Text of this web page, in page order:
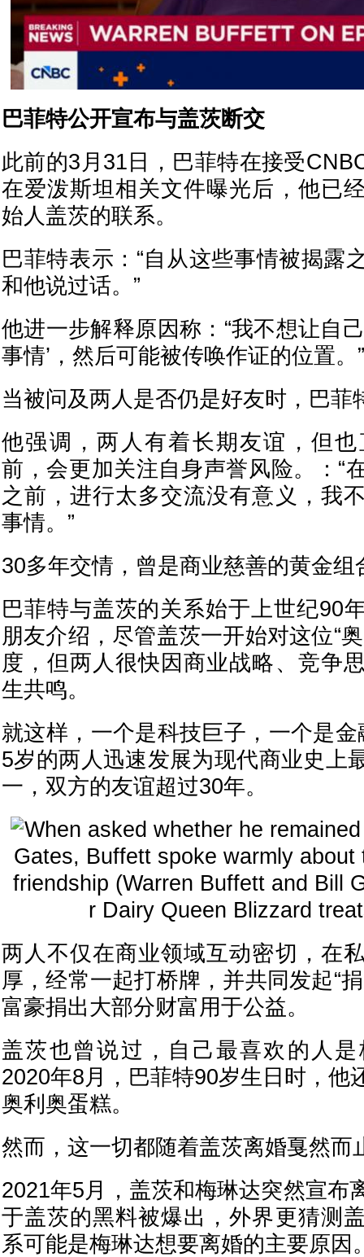
巴菲特公开宣布与盖茨断交
此前的3月31日，巴菲特在接受
在爱泼斯坦相关文件曝光后，他已
始人盖茨的联系。
巴菲特表示：“自从这些事情被揭露
和他说过话。”
他进一步解释原因称：“我不想让自
事情’，然后可能被传唤作证的位置。”
当被问及两人是否仍是好友时，巴菲
他强调，两人有着长期友谊，但
前，会更加关注自身声誉风险。：“
之前，进行太多交流没有意义，我
事情。”
30多年交情，曾是商业慈善的黄金组
巴菲特与盖茨的关系始于上世纪90
朋友介绍，尽管盖茨一开始对这位“
度，但两人很快因商业战略、竞争
生共鸣。
就这样，一个是科技巨子，一个是
5岁的两人迅速发展为现代商业史上
一，双方的友谊超过30年。
两人不仅在商业领域互动密切，在
厚，经常一起打桥牌，并共同发起“
富豪捐出大部分财富用于公益。
盖茨也曾说过，自己最喜欢的人
2020年8月，巴菲特90岁生日时，他
奥利奥蛋糕。
然而，这一切都随着盖茨离婚戛然而
2021年5月，盖茨和梅琳达突然宣布
于盖茨的黑料被爆出，外界更猜测
系可能是梅琳达想要离婚的主要原因